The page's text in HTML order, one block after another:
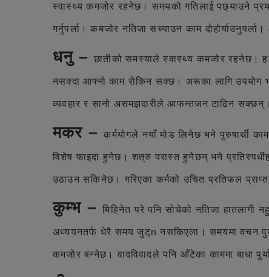
स्वास्थ्य कमजोर रहनेछ। समयको गतिलाई पछ्याउने
गर्नुपर्ला। कमजोर नतिजा सच्याउन काम
धनु –छातीको समस्याले स्वास्थ्य कमजोर रहनेछ।
नसक्दा आफ्नो काम रोकिन सक्छ। अरूका लागि उपयोग
व्यवहार र सानो असमझदारीले आफन्तजन टाढिन सक्छन्।
मकर –कर्मयोगले नयाँ मोड लिनेछ भने पुरुषार्थी
विशेष फाइदा हुनेछ। शत्रु परास्त हुनेछन् भने
उठाउन सकिनेछ। गरिएका कर्मको उचित प्रतिफल
कुम्भ –मिहिनेत परे पनि सोचेको नतिजा
अध्ययनतर्फ धेरै समय जुट्n नसकिएला। समयमा वचन
कमजोर बन्नेछ। वादविवादले पनि आँटेका काममा बाधा